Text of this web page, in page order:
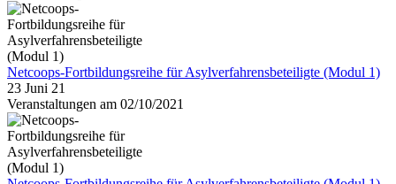
Netcoops-Fortbildungsreihe für Asylverfahrensbeteiligte (Modul 1)
23 Juni 21
Veranstaltungen am 02/10/2021